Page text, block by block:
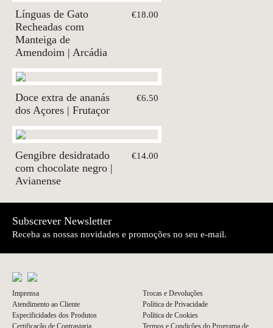
Línguas de Gato
Recheadas com
Manteiga de
Amendoim | Arcádia
€18.00
Doce extra de ananás
dos Açores | Frutaçor
€6.50
Gengibre desidratado
com chocolate negro |
Avianense
€14.00
Subscrever Newsletter
Receba as nossas novidades e promoções no seu e-mail.
Imprensa
Atendimento ao Cliente
Especificidades dos Produtos
Certificação de Contrastaria
Trocas e Devoluções
Política de Privacidade
Política de Cookies
Termos e Condições do Programa de